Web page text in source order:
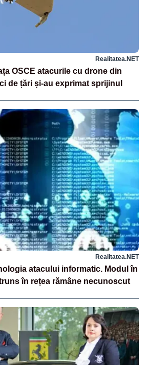
Realitatea.NET
OSCE atacurile cu drone din
de țări și-au exprimat sprijinul
Realitatea.NET
atacului informatic. Modul în
în rețea rămâne necunoscut